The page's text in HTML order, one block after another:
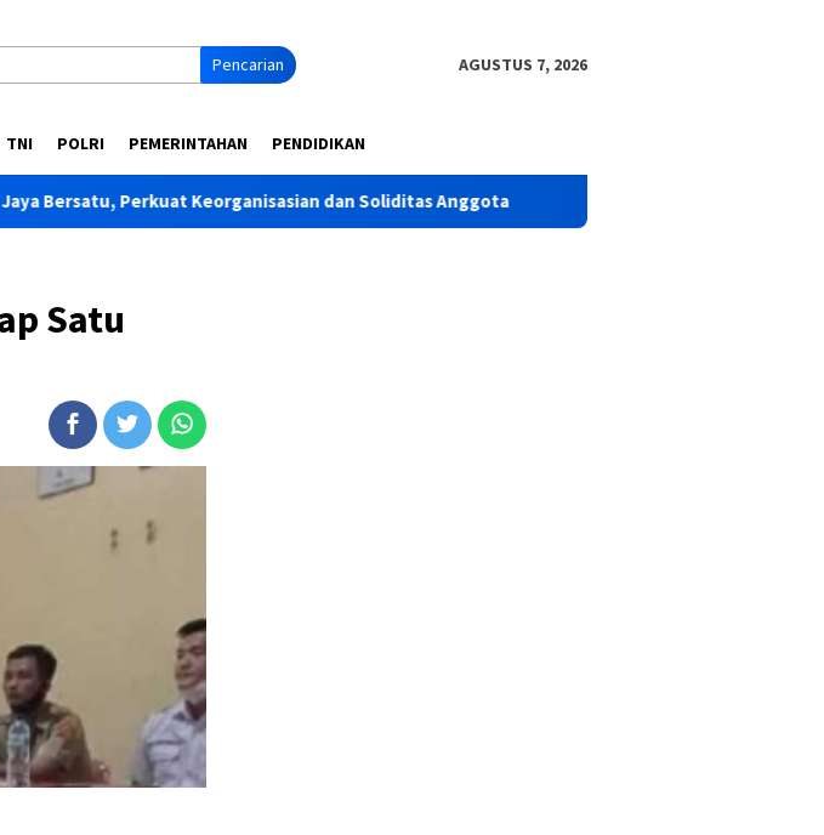
Pencarian AGUSTUS 7, 2026
TNI POLRI PEMERINTAHAN PENDIDIKAN
Keorganisasian dan Soliditas Anggota Polres Pasuruan Tegaskan Penanganan
Satu